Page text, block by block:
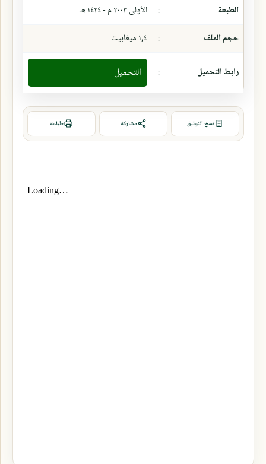
الطبعة
:
الأولى ٢٠٠٣ م - ١٤٢٤ هـ
حجم الملف
: ١,٤ ميغابيت
رابط التحميل : التحميل
نسخ التوثيق مشاركة طباعة